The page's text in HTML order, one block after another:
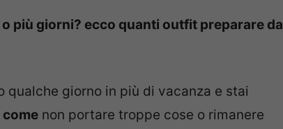
più giorni? ecco quanti outfit preparare da
qualche giorno in più di vacanza e stai
non portare troppe cose o rimanere